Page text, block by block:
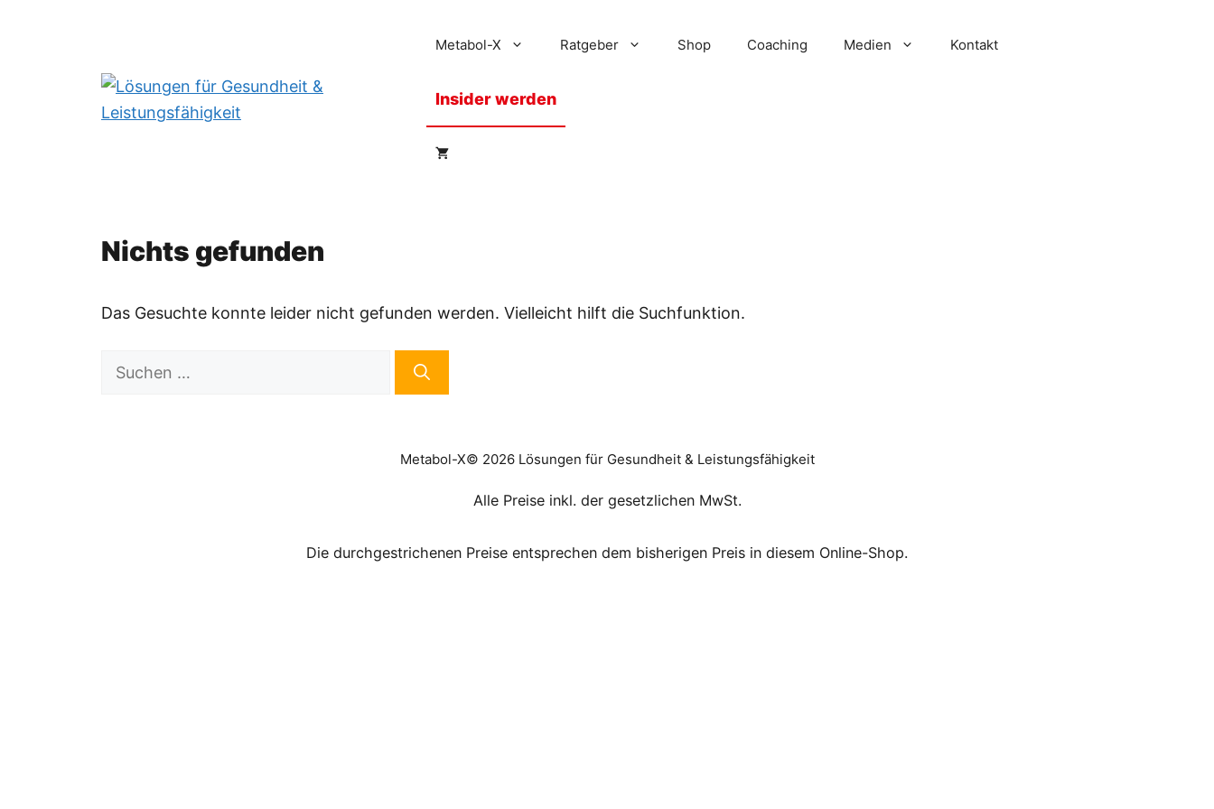
Metabol-X Ratgeber Shop Coaching Medien Kontakt
Insider werden
Nichts gefunden
Das Gesuchte konnte leider nicht gefunden werden. Vielleicht hilft die Suchfunktion.
Suchen
Metabol-X© 2026 Lösungen für Gesundheit & Leistungsfähigkeit
Alle Preise inkl. der gesetzlichen MwSt.
Die durchgestrichenen Preise entsprechen dem bisherigen Preis in diesem Online-Shop.